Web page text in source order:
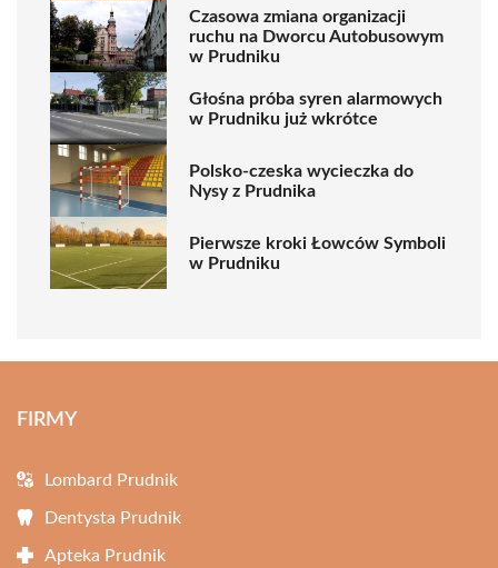
Czasowa zmiana organizacji
ruchu na Dworcu Autobusowym
w Prudniku
Głośna próba syren alarmowych
w Prudniku już wkrótce
Polsko-czeska wycieczka do
Nysy z Prudnika
Pierwsze kroki Łowców Symboli
w Prudniku
FIRMY
Lombard Prudnik
Dentysta Prudnik
Apteka Prudnik